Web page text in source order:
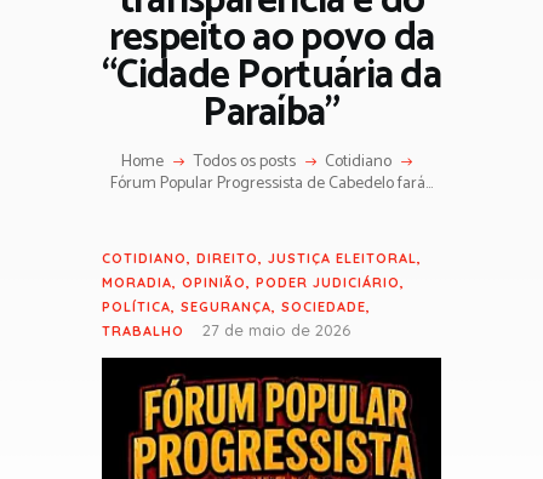
respeito ao povo da
“Cidade Portuária da
Paraíba”
Home Todos os posts Cotidiano
Fórum Popular Progressista de Cabedelo fará...
COTIDIANO, DIREITO, JUSTIÇA ELEITORAL,
MORADIA, OPINIÃO, PODER JUDICIÁRIO,
POLÍTICA, SEGURANÇA, SOCIEDADE,
TRABALHO
27 de maio de 2026